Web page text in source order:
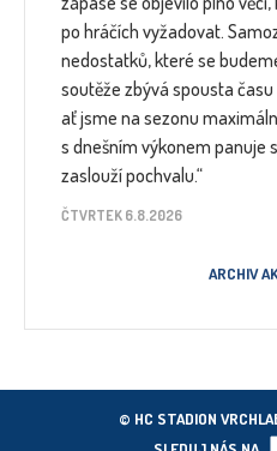
po hráčích vyžadovat.
nedostatků, které se
soutěže zbývá spousta
ať jsme na sezonu
s dnešním výkonem panuje
zaslouží pochvalu.“
ČTVRTEK 6.8.2026
ARCHIV
© HC STADION